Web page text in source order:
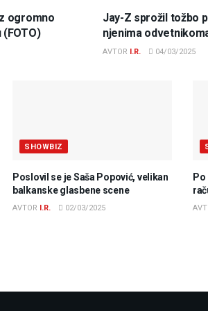
ogromno
Jay-Z sprožil tožbo
njenima
AVTOR I.R. 04/03/2025
SHOWBIZ
Poslovil se je Saša Popović, velikan
balkanske glasbene scene
AVTOR I.R. 02/03/2025